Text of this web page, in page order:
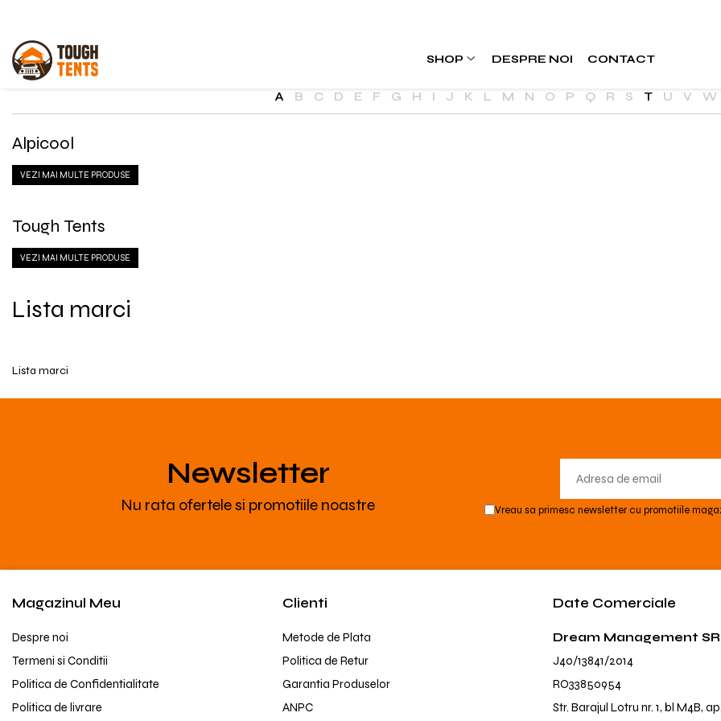
SHOP
Echipament camping
SHOP DESPRE NOI CONTACT
A B C D E F G H I J K L M N O P Q R S T U V W
Alpicool
VEZI MAI MULTE PRODUSE
Tough Tents
VEZI MAI MULTE PRODUSE
Lista marci
Lista marci
Newsletter
Nu rata ofertele si promotiile noastre Vreau sa primesc newsletter cu promotiile
Magazinul Meu
Despre noi
Termeni si Conditii
Politica de Confidentialitate
Politica de livrare
Clienti
Metode de Plata
Politica de Retur
Garantia Produselor
ANPC
Date Comerciale
Dream Management
J40/13841/2014
RO33850954
Str. Barajul Lotru nr. 1, bl M4B,